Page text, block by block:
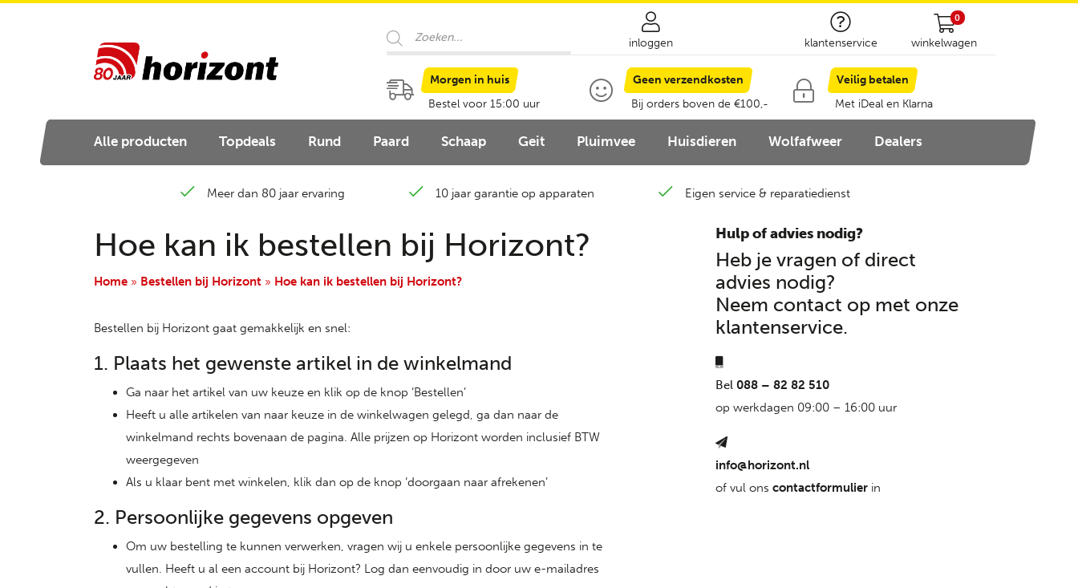
Producten
zoeken
inloggen klantenservice
0
winkelwagen
Morgen in huis
Bestel voor 15:00 uur
Geen verzendkosten
Bij orders boven de €100,-
Veilig betalen
Met iDeal en Klarna
Alle producten Topdeals Rund Paard Schaap Geit Pluimvee Huisdieren Wolfafweer Dealers
Meer dan 80 jaar ervaring 10 jaar garantie op apparaten Eigen service & reparatiedienst
Hoe kan ik bestellen bij Horizont?
Home » Bestellen bij Horizont » Hoe kan ik bestellen bij Horizont?
Bestellen bij Horizont gaat gemakkelijk en snel:
1. Plaats het gewenste artikel in de winkelmand
Ga naar het artikel van uw keuze en klik op de knop ‘Bestellen’
Heeft u alle artikelen van naar keuze in de winkelwagen gelegd, ga dan naar de
winkelmand rechts bovenaan de pagina. Alle prijzen op Horizont worden inclusief BTW
weergegeven
Als u klaar bent met winkelen, klik dan op de knop ‘doorgaan naar afrekenen’
2. Persoonlijke gegevens opgeven
Om uw bestelling te kunnen verwerken, vragen wij u enkele persoonlijke gegevens in te
vullen. Heeft u al een account bij Horizont? Log dan eenvoudig in door uw e-mailadres
Hulp of advies nodig?
Heb je vragen of direct
advies nodig?
Neem contact op met onze
klantenservice.
Bel 088 – 82 82 510
op werkdagen 09:00 – 16:00 uur
info@horizont.nl
of vul ons contactformulier in